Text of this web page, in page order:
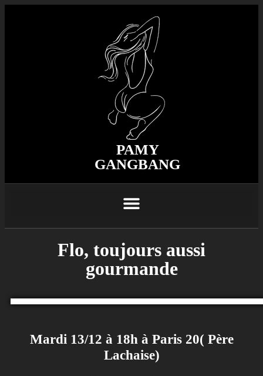
PAMY
GANGBANG
Flo, toujours aussi
gourmande
Mardi 13/12 à 18h à Paris 20( Père
Lachaise)